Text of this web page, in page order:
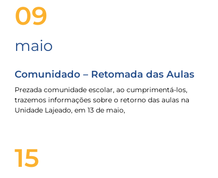
09
maio
Comunidado – Retomada das Aulas
Prezada comunidade escolar, ao cumprimentá-los,
trazemos informações sobre o retorno das aulas na
Unidade Lajeado, em 13 de maio,
15